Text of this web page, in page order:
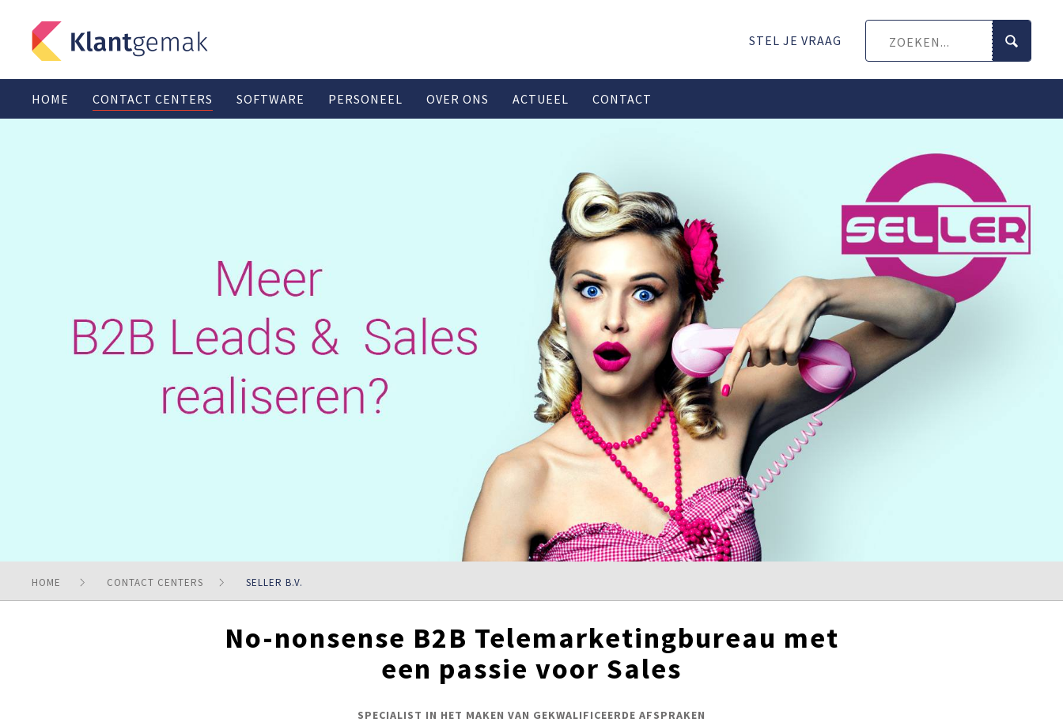
STEL JE VRAAG
HOME CONTACT CENTERS SOFTWARE PERSONEEL OVER ONS ACTUEEL CONTACT
HOME CONTACT CENTERS SELLER B.V.
No-nonsense B2B Telemarketingbureau met
een passie voor Sales
SPECIALIST IN HET MAKEN VAN GEKWALIFICEERDE AFSPRAKEN